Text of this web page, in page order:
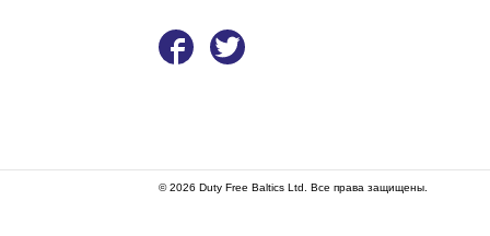
© 2026 Duty Free Baltics Ltd. Все права защищены.